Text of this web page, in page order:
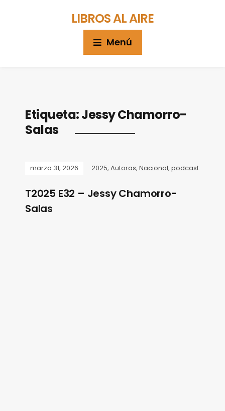
LIBROS AL AIRE
Menú
Etiqueta:Jessy Chamorro-
Salas
marzo 31, 2026 2025, Autoras, Nacional, podcast
T2025 E32 – Jessy Chamorro-
Salas